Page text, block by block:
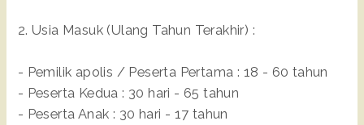
2. Usia Masuk (Ulang Tahun Terakhir) :
- Pemilik apolis / Peserta Pertama : 18 - 60 tahun
- Peserta Kedua : 30 hari - 65 tahun
- Peserta Anak : 30 hari - 17 tahun